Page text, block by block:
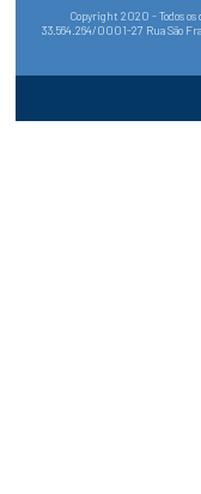
Copyright 2020 - Todos
33.564.264/0001-27 Rua São